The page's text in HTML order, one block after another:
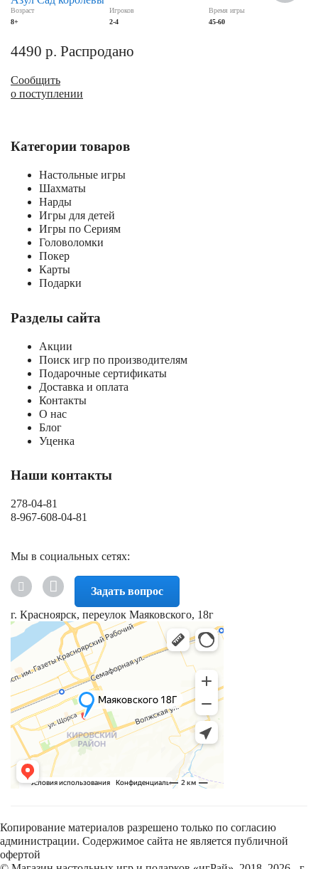
Возраст
8+
Игроков
2-4
Время игры
45-60
4490 р. Распродано
Сообщить
о поступлении
Категории товаров
Настольные игры
Шахматы
Нарды
Игры для детей
Игры по Сериям
Головоломки
Покер
Карты
Подарки
Разделы сайта
Акции
Поиск игр по производителям
Подарочные сертификаты
Доставка и оплата
Контакты
О нас
Блог
Уценка
Наши контакты
278-04-81
8-967-608-04-81
Мы в социальных сетях:
Задать вопрос
г. Красноярск, переулок Маяковского, 18г
Копирование материалов разрешено только по согласию
администрации. Содержимое сайта не является публичной
офертой